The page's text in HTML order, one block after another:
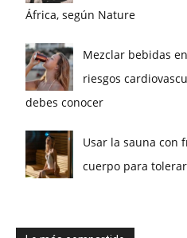
África, según Nature
Mezclar bebidas
riesgos
debes conocer
Usar la sauna con
cuerpo para